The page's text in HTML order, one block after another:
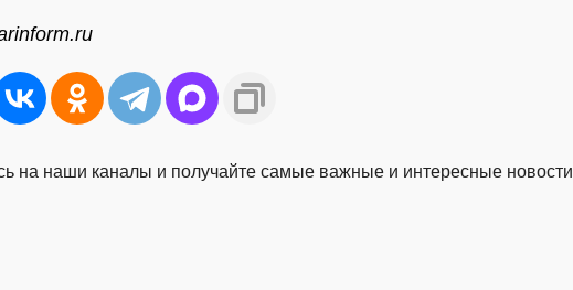
на наши каналы и получайте самые важные и интересные новости